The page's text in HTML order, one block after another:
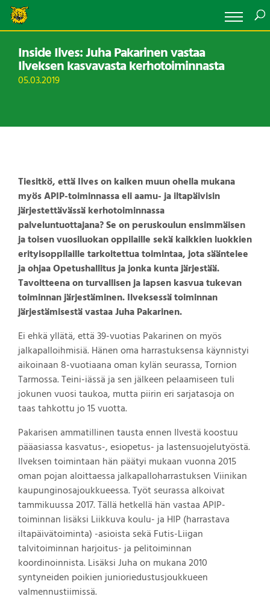
Inside Ilves: Juha Pakarinen vastaa
Ilveksen kasvavasta kerhotoiminnasta
05.03.2019
Tiesitkö, että Ilves on kaiken muun ohella mukana
myös APIP-toiminnassa eli aamu- ja iltapäivisin
järjestettävässä kerhotoiminnassa
palveluntuottajana? Se on peruskoulun ensimmäisen
ja toisen vuosiluokan oppilaille sekä kaikkien luokkien
erityisoppilaille tarkoitettua toimintaa, jota sääntelee
ja ohjaa Opetushallitus ja jonka kunta järjestää.
Tavoitteena on turvallisen ja lapsen kasvua tukevan
toiminnan järjestäminen. Ilveksessä toiminnan
järjestämisestä vastaa Juha Pakarinen.
Ei ehkä yllätä, että 39-vuotias Pakarinen on myös
jalkapalloihmisiä. Hänen oma harrastuksensa käynnistyi
aikoinaan 8-vuotiaana oman kylän seurassa, Tornion
Tarmossa. Teini-iässä ja sen jälkeen pelaamiseen tuli
jokunen vuosi taukoa, mutta piirin eri sarjatasoja on
taas tahkottu jo 15 vuotta.
Pakarisen ammatillinen tausta ennen Ilvestä koostuu
pääasiassa kasvatus-, esiopetus- ja lastensuojelutyöstä.
Ilveksen toimintaan hän päätyi mukaan vuonna 2015
oman pojan aloittaessa jalkapalloharrastuksen Viinikan
kaupunginosajoukkueessa. Työt seurassa alkoivat
tammikuussa 2017. Tällä hetkellä hän vastaa APIP-
toiminnan lisäksi Liikkuva koulu- ja HIP (harrastava
iltapäivätoiminta) -asioista sekä Futis-Liigan
talvitoiminnan harjoitus- ja pelitoiminnan
koordinoinnista. Lisäksi Juha on mukana 2010
syntyneiden poikien junioriedustusjoukkueen
valmennustiimissä.